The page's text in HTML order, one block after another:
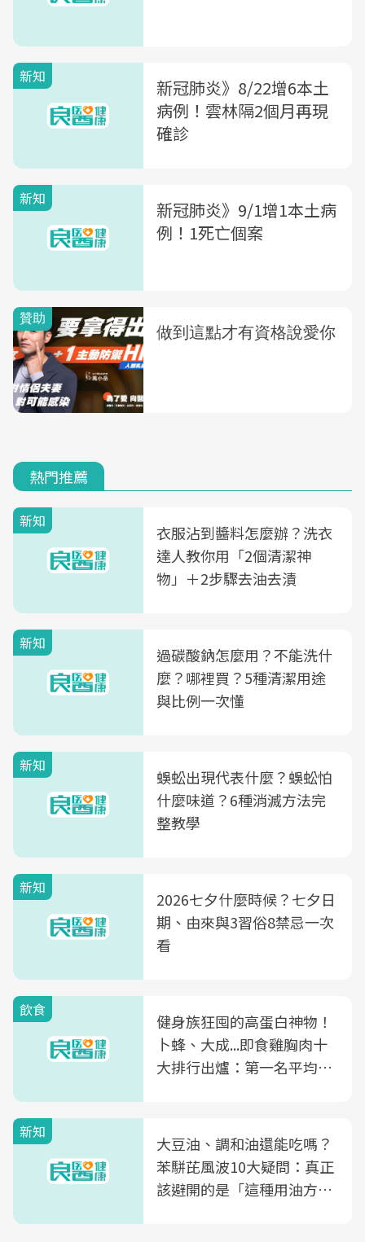
新知
新冠肺炎》8/22增6本土
病例！雲林隔2個月再現
確診
新知
新冠肺炎》9/1增1本土病
例！1死亡個案
熱門推薦
新知
衣服沾到醬料怎麼辦？洗衣
達人教你用「2個清潔神
物」＋2步驟去油去漬
新知
過碳酸鈉怎麼用？不能洗什
麼？哪裡買？5種清潔用途
與比例一次懂
新知
蜈蚣出現代表什麼？蜈蚣怕
什麼味道？6種消滅方法完
整教學
新知
2026七夕什麼時候？七夕日
期、由來與3習俗8禁忌一次
看
飲食
健身族狂囤的高蛋白神物！
卜蜂、大成...即食雞胸肉十
大排行出爐：第一名平均一
新知
大豆油、調和油還能吃嗎？
苯駢芘風波10大疑問：真正
該避開的是「這種用油方